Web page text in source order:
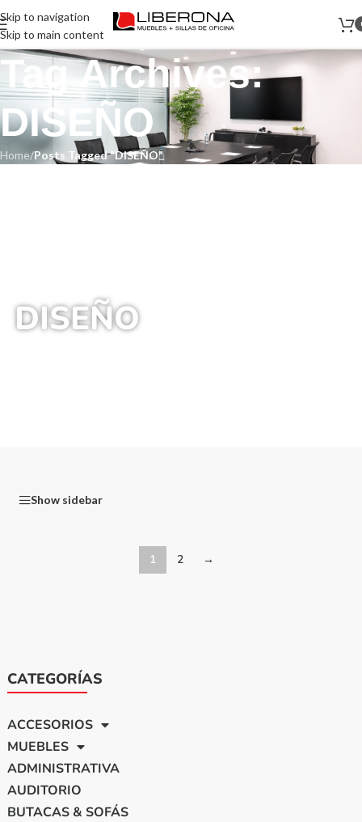
Skip to navigation
Skip to main content
Tag Archives:
DISEÑO
Home/Posts Tagged "DISEÑO"
DISEÑO
CATEGORÍAS
ACCESORIOS
MUEBLES
ADMINISTRATIVA
AUDITORIO
BUTACAS & SOFÁS
Show sidebar
1 2 →